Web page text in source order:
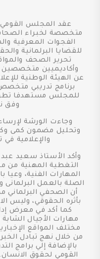
عقد المجلس
متخصصة لخبراء
الفجوات المعرفية
للقضايا البرلمانية
تحرير الصحف
وأكاديميين متخصصين
عن الهيئة الوطنية
برنامج تدريبي
للمجلس مستهدفا
وفق
وجاءت الورشة
وتحليل مضمون كمى
والإعلامية في
وأكد الأستاذ سعيد
التغطية المهنية من
المهارات الفنية، وعيا
الصلة بالعمل
أن الصحفي البرلماني
بأثره الحقوقي، وليس
كما أكد في معرض
مهارات الأجيال
مختلف المواقع
من خلال نهج تبادل
بالإضافة إلي برامج
القومي لحقوق